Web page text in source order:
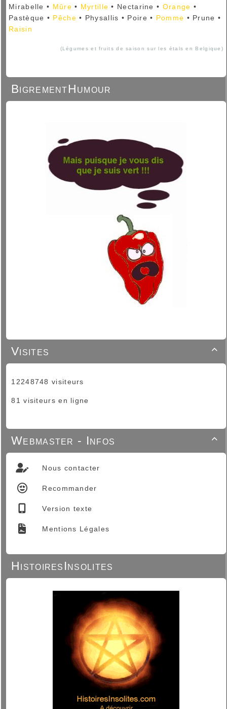
Mirabelle • Mûre • Myrtille • Nectarine • Orange •
Pastèque • Pêche • Physallis • Poire • Pomme • Prune •
Raisin
(Légumes et fruits de saison sur les étals en Belgique)
BigrementHumour

Visites
12248748 visiteurs
81 visiteurs en ligne

Webmaster - Infos
Nous contacter
Recommander
Version texte
Mentions Légales
HistoiresInsolites